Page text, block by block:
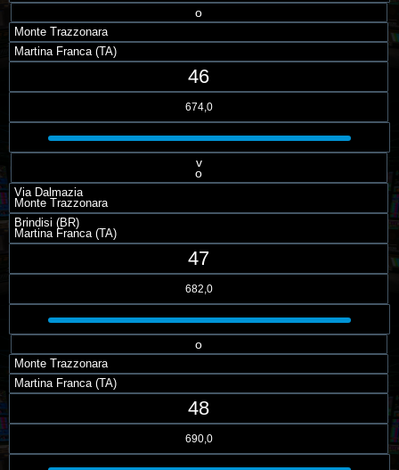
o
Monte Trazzonara
Martina Franca (TA)
46
674,0
v
o
Via Dalmazia
Monte Trazzonara
Brindisi (BR)
Martina Franca (TA)
47
682,0
o
Monte Trazzonara
Martina Franca (TA)
48
690,0